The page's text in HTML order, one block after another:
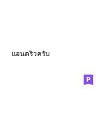
แอนดริวครับ